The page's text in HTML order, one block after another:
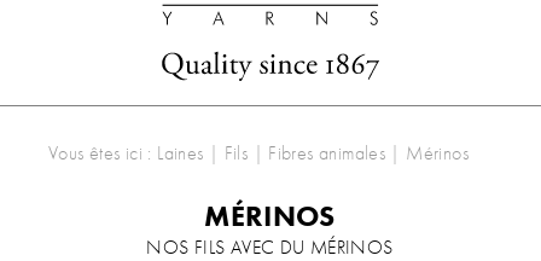
Vous êtes ici : Laines | Fils | Fibres animales | Mérinos
MÉRINOS
NOS FILS AVEC DU MÉRINOS